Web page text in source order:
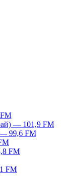
— 101,9 FM
— 99,6 FM
FM
FM